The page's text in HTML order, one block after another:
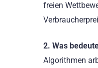
freien
2. Was
Algorithmen